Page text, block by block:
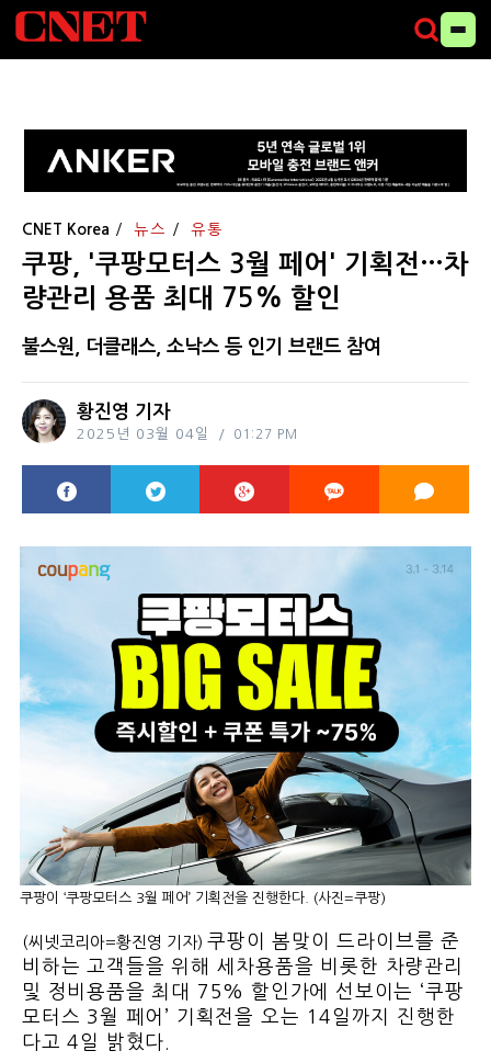
CNET Korea 뉴스 유통
쿠팡, '쿠팡모터스 3월 페어' 기획전…차
량관리 용품 최대 75% 할인
불스원, 더클래스, 소낙스 등 인기 브랜드 참여
황진영 기자
2025년 03월 04일 01:27 PM
쿠팡이 ‘쿠팡모터스 3월 페어’ 기획전을 진행한다. (사진=쿠팡)
(씨넷코리아=황진영 기자) 쿠팡이 봄맞이 드라이브를 준
비하는 고객들을 위해 세차용품을 비롯한 차량관리
및 정비용품을 최대 75% 할인가에 선보이는 ‘쿠팡
모터스 3월 페어’ 기획전을 오는 14일까지 진행한
다고 4일 밝혔다.